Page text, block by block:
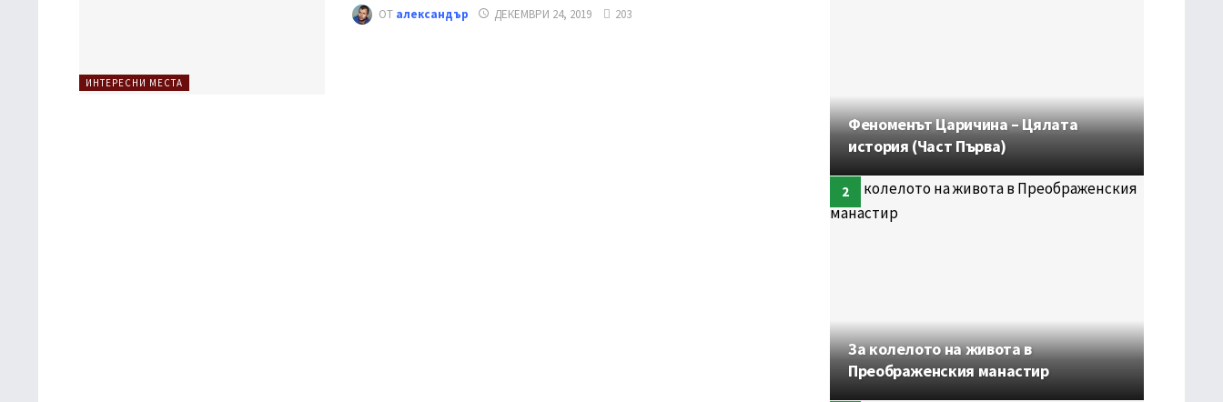
ИНТЕРЕСНИ МЕСТА
ОТ александър ДЕКЕМВРИ 24, 2019 203
Феноменът Царичина – Цялата
история (Част Първа)
За колелото на живота в
Преображенския манастир